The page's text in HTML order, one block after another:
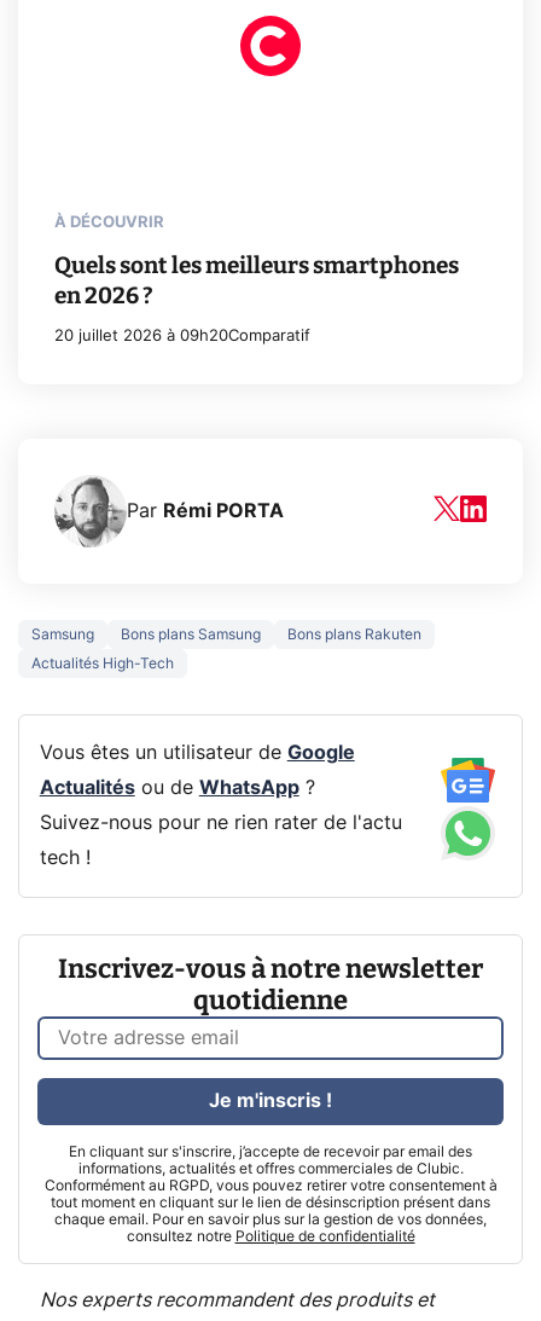
À DÉCOUVRIR
Quels sont les meilleurs smartphones
en 2026 ?
20 juillet 2026 à 09h20Comparatif
Par Rémi PORTA
Samsung Bons plans Samsung
Bons plans Rakuten
Actualités High-Tech
Vous êtes un utilisateur de Google
Actualitésou de WhatsApp?
Suivez-nous pour ne rien rater de l'actu
tech !
Inscrivez-vous à notre newsletter
quotidienne
En cliquant sur s'inscrire, j’accepte de recevoir par email des
informations, actualités et offres commerciales de Clubic.
Conformément au RGPD, vous pouvez retirer votre consentement à
tout moment en cliquant sur le lien de désinscription présent dans
chaque email. Pour en savoir plus sur la gestion de vos données,
consultez notre Politique de confidentialité
Je m'inscris !
Nos experts recommandent des produits et